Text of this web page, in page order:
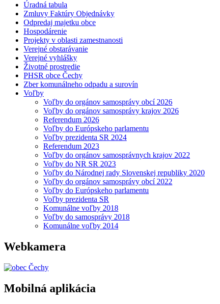
Úradná tabula
Zmluvy Faktúry Objednávky
Odpredaj majetku obce
Hospodárenie
Projekty v oblasti zamestnanosti
Verejné obstarávanie
Verejné vyhlášky
Životné prostredie
PHSR obce Čechy
Zber komunálneho odpadu a surovín
Voľby
Voľby do orgánov samosprávy obcí 2026
Voľby do orgánov samosprávy krajov 2026
Referendum 2026
Voľby do Európskeho parlamentu
Voľby prezidenta SR 2024
Referendum 2023
Voľby do orgánov samosprávnych krajov 2022
Voľby do NR SR 2023
Voľby do Národnej rady Slovenskej republiky 2020
Voľby do orgánov samosprávy obcí 2022
Voľby do Európskeho parlamentu
Voľby prezidenta SR
Komunálne voľby 2018
Voľby do samosprávy 2018
Komunálne voľby 2014
Webkamera
Mobilná aplikácia